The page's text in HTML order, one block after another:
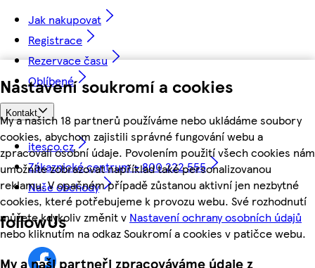
Nastavení soukromí a cookies
My a našich 18 partnerů používáme nebo ukládáme soubory
cookies, abychom zajistili správné fungování webu a
zpracovali osobní údaje. Povolením použití všech cookies nám
umožníte zobrazovat například také personalizovanou
reklamu. V opačném případě zůstanou aktivní jen nezbytné
cookies, které potřebujeme k provozu webu. Své rozhodnutí
můžete kdykoliv změnit v Nastavení ochrany osobních údajů
nebo kliknutím na odkaz Soukromí a cookies v patičce webu.
My a naši partneři zpracováváme údaje z
Jak nakupovat
Registrace
Rezervace času
Oblíbené
Kontakt
itesco.cz
Zákaznické centrum - 800 222 555
Naše obchody
followUs